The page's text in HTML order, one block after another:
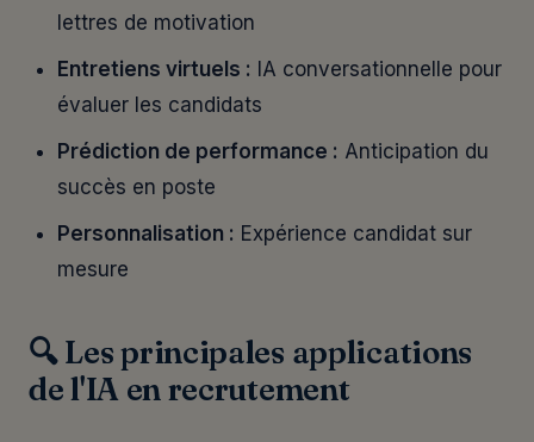
lettres de motivation
Entretiens virtuels : IA conversationnelle pour
évaluer les candidats
Prédiction de performance : Anticipation du
succès en poste
Personnalisation : Expérience candidat sur
mesure
🔍 Les principales applications
de l'IA en recrutement